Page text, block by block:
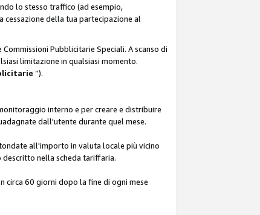
lo stesso traffico (ad esempio,
della tua partecipazione al
Pubblicitarie Speciali. A scanso di
limitazione in qualsiasi momento.
”).
interno e per creare e distribuire
dall'utente durante quel mese.
all'importo in valuta locale più vicino
descritto nella scheda tariffaria.
circa 60 giorni dopo la fine di ogni mese